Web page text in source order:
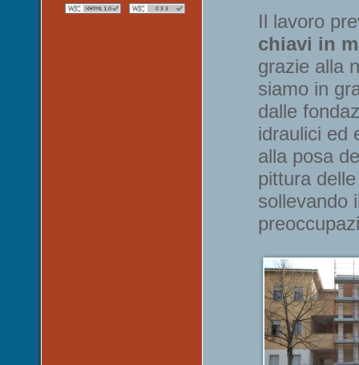
Il lavoro
chiavi in
grazie alla
siamo in
dalle
idraulici ed
alla posa
pittura
sollevando